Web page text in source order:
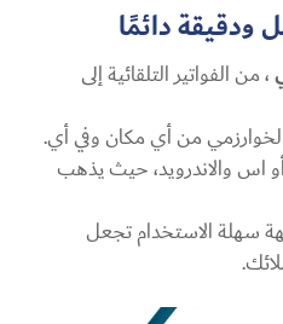
ودقيقة دائمًا
، من الفواتير التلقائية إلى
من أي مكان وفي أي.
اس والاندرويد، حيث يذهب
سهلة الاستخدام تجعل